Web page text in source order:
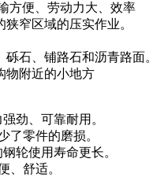
方便、劳动力大、效率
窄区域的压实作业。
石、铺路石和沥青路面。
物附近的小地方
劲、可靠耐用。
了零件的磨损。
轮使用寿命更长。
、舒适。